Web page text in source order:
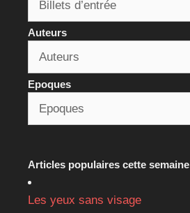
Auteurs
Epoques
Articles populaires cette semaine
Les yeux sans visage